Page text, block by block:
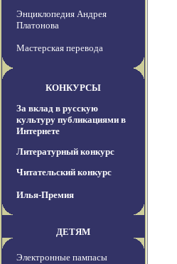
Энциклопедия Андрея
Платонова
Мастерская перевода
КОНКУРСЫ
За вклад в русскую
культуру публикациями в
Интернете
Литературный конкурс
Читательский конкурс
Илья-Премия
ДЕТЯМ
Электронные пампасы